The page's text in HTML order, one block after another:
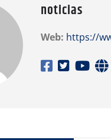
noticias
Web: https://